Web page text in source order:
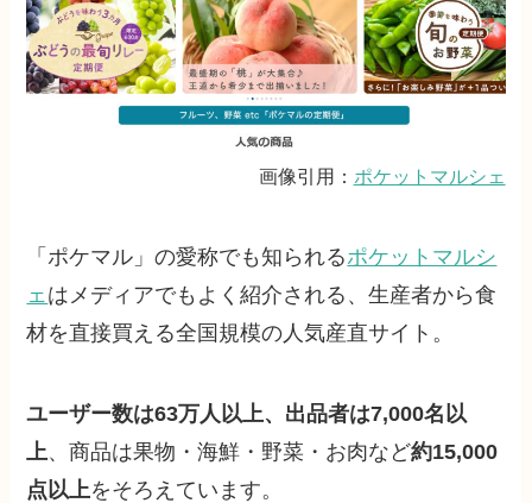
画像引用： ポケットマルシェ
「ポケマル」の愛称でも知られるポケットマルシ
ェはメディアでもよく紹介される、生産者から食
材を直接買える全国規模の人気産直サイト。
ユーザー数は63万人以上、出品者は7,000名以
上、商品は果物・海鮮・野菜・お肉など約15,000
点以上をそろえています。